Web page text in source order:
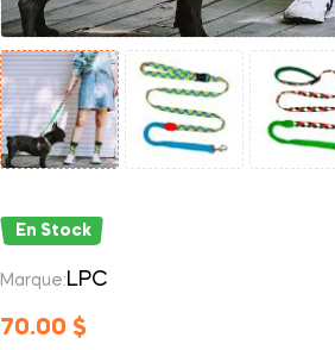
En Stock
Marque: LPC
70.00 $